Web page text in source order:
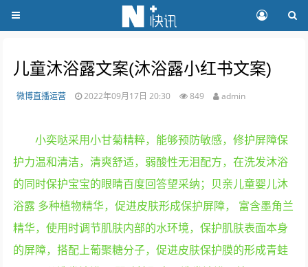
儿童沐浴露文案(沐浴露小红书文案)
微博直播运营 2022年09月17日 20:30 849 admin
小奕哒采用小甘菊精粹，能够预防敏感，修护屏障保
护力温和清洁，清爽舒适，弱酸性无泪配方，在洗发沐浴
的同时保护宝宝的眼睛百度回答望采纳；贝亲儿童婴儿沐
浴露 多种植物精华，促进皮肤形成保护屏障， 富含墨角兰
精华，使用时调节肌肤内部的水环境，保护肌肤表面本身
的屏障，搭配上葡聚糖分子，促进皮肤保护膜的形成青蛙